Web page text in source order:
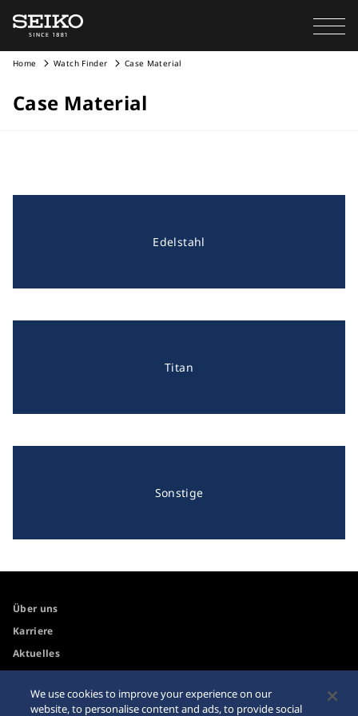
Home Watch Finder Case Material
Case Material
Edelstahl
Titan
Sonstige
Über uns
Karriere
Aktuelles
Zugänglichkeit Händler
We use cookies to improve your experience on our
website, to personalise content and ads, to provide social